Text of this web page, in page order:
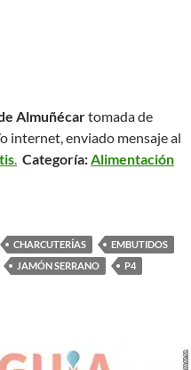
Almuñécartomada de
internet, enviado mensaje al
. Categoría:Alimentación
CHARCUTERÍAS
EMBUTIDOS
JAMÓN SERRANO
P4